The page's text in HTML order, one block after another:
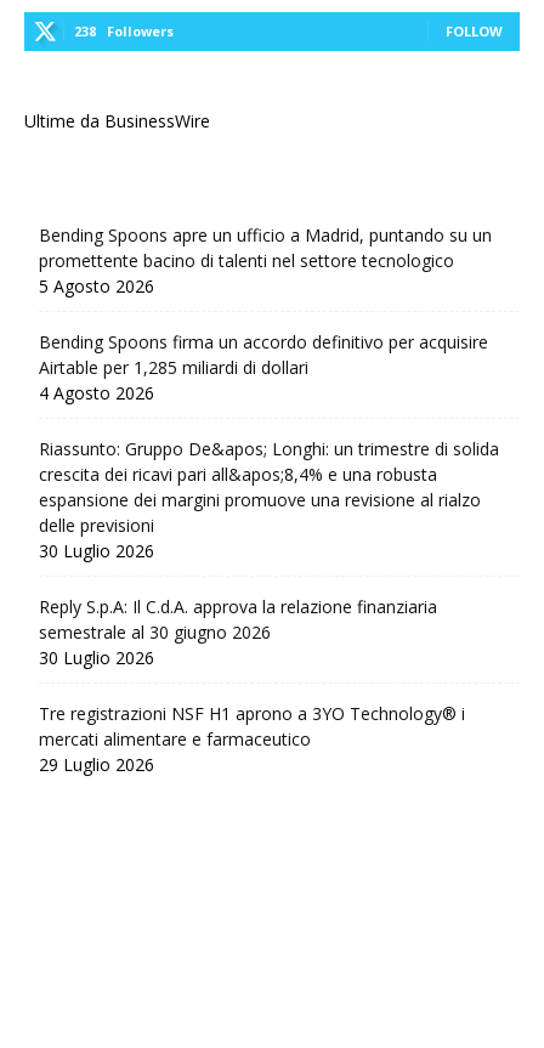
238 Followers FOLLOW
Ultime da BusinessWire
Bending Spoons apre un ufficio a Madrid, puntando su un
promettente bacino di talenti nel settore tecnologico
5 Agosto 2026
Bending Spoons firma un accordo definitivo per acquisire
Airtable per 1,285 miliardi di dollari
4 Agosto 2026
Riassunto: Gruppo De&apos; Longhi: un trimestre di solida
crescita dei ricavi pari all&apos;8,4% e una robusta
espansione dei margini promuove una revisione al rialzo
delle previsioni
30 Luglio 2026
Reply S.p.A: Il C.d.A. approva la relazione finanziaria
semestrale al 30 giugno 2026
30 Luglio 2026
Tre registrazioni NSF H1 aprono a 3YO Technology® i
mercati alimentare e farmaceutico
29 Luglio 2026